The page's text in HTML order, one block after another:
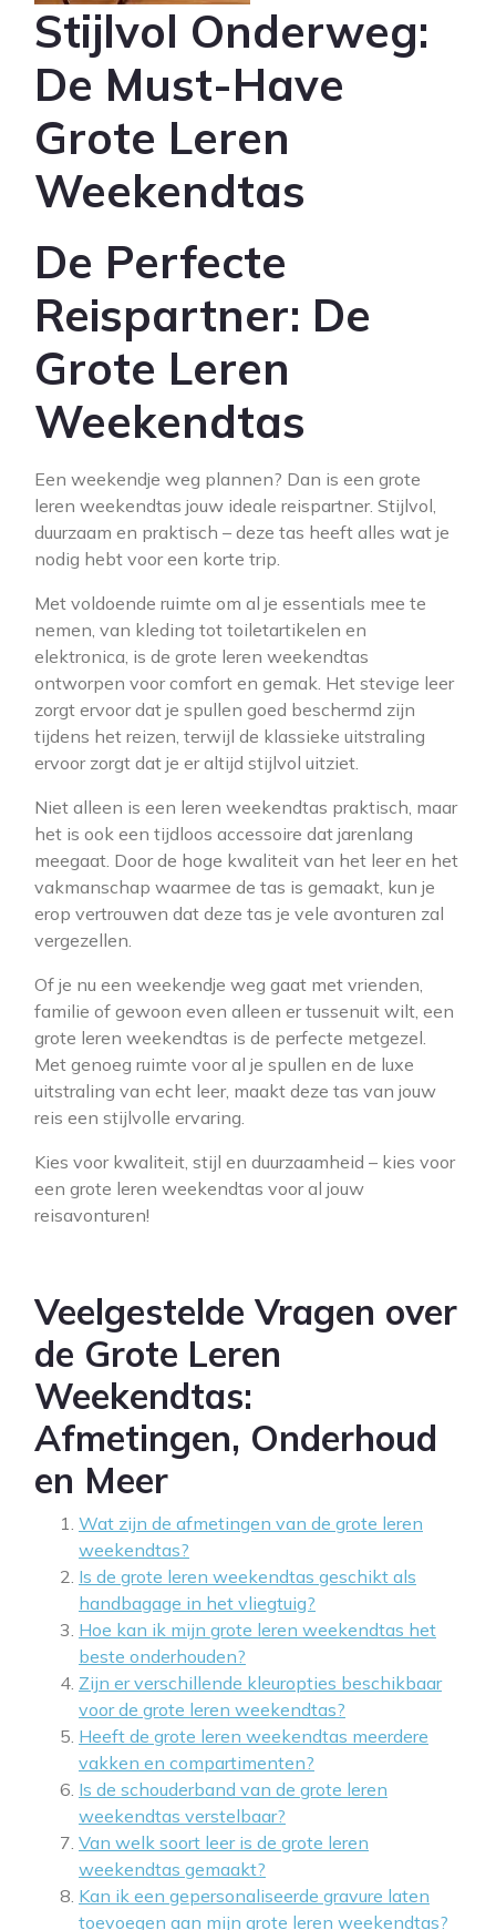
Stijlvol Onderweg:
De Must-Have
Grote Leren
Weekendtas
De Perfecte
Reispartner: De
Grote Leren
Weekendtas
Een weekendje weg plannen? Dan is een grote
leren weekendtas jouw ideale reispartner. Stijlvol,
duurzaam en praktisch – deze tas heeft alles wat je
nodig hebt voor een korte trip.
Met voldoende ruimte om al je essentials mee te
nemen, van kleding tot toiletartikelen en
elektronica, is de grote leren weekendtas
ontworpen voor comfort en gemak. Het stevige leer
zorgt ervoor dat je spullen goed beschermd zijn
tijdens het reizen, terwijl de klassieke uitstraling
ervoor zorgt dat je er altijd stijlvol uitziet.
Niet alleen is een leren weekendtas praktisch, maar
het is ook een tijdloos accessoire dat jarenlang
meegaat. Door de hoge kwaliteit van het leer en het
vakmanschap waarmee de tas is gemaakt, kun je
erop vertrouwen dat deze tas je vele avonturen zal
vergezellen.
Of je nu een weekendje weg gaat met vrienden,
familie of gewoon even alleen er tussenuit wilt, een
grote leren weekendtas is de perfecte metgezel.
Met genoeg ruimte voor al je spullen en de luxe
uitstraling van echt leer, maakt deze tas van jouw
reis een stijlvolle ervaring.
Kies voor kwaliteit, stijl en duurzaamheid – kies voor
een grote leren weekendtas voor al jouw
reisavonturen!
Veelgestelde Vragen over
de Grote Leren
Weekendtas:
Afmetingen, Onderhoud
en Meer
Wat zijn de afmetingen van de grote leren
weekendtas?
Is de grote leren weekendtas geschikt als
handbagage in het vliegtuig?
Hoe kan ik mijn grote leren weekendtas het
beste onderhouden?
Zijn er verschillende kleuropties beschikbaar
voor de grote leren weekendtas?
Heeft de grote leren weekendtas meerdere
vakken en compartimenten?
Is de schouderband van de grote leren
weekendtas verstelbaar?
Van welk soort leer is de grote leren
weekendtas gemaakt?
Kan ik een gepersonaliseerde gravure laten
toevoegen aan mijn grote leren weekendtas?